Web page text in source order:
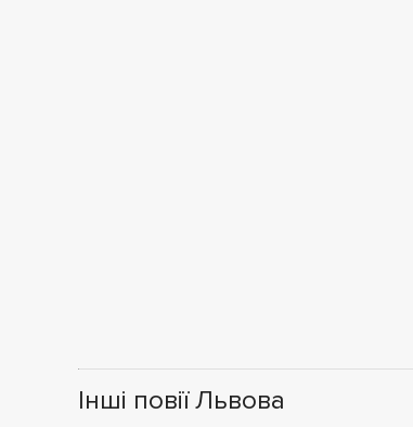
Інші повії Львова